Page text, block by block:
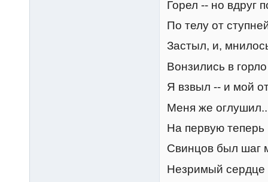
Горел -- но вдруг
По телу от
Застыл, и,
Вонзились в
Я взвыл -- и мой
Меня же
На первую теперь
Свинцов был шаг
Незримый сердце